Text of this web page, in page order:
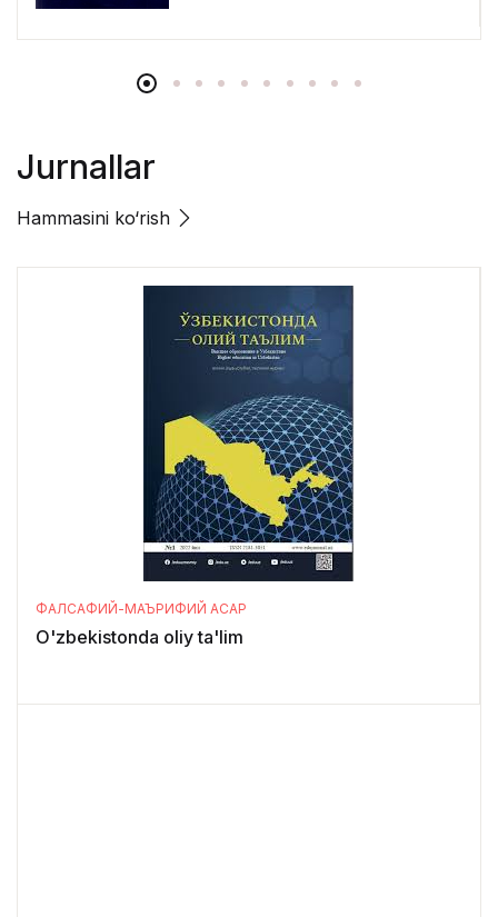
Jurnallar
Hammasini ko‘rish
ФАЛСАФИЙ-МАЪРИФИЙ АСАР
O'zbekistonda oliy ta'lim